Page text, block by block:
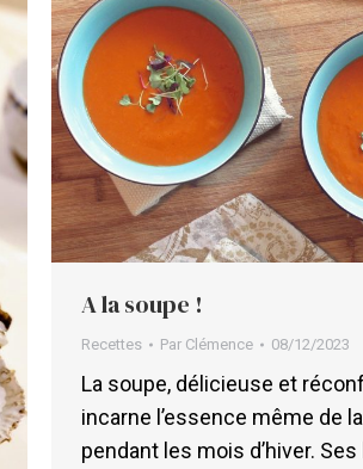
A la soupe !
Recettes Par Clémence 08/12/2023
La soupe, délicieuse et
incarne l’essence même de
pendant les mois d’hiver.